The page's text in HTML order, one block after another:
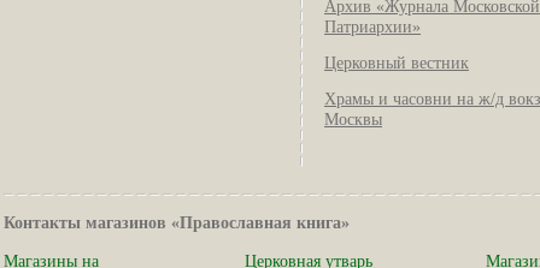
Архив «Журнала Московской
Патриархии»
Церковный вестник
Храмы и часовни на ж/д
Москвы
Контакты магазинов «Православная книга»
Магазины на
Церковная утварь